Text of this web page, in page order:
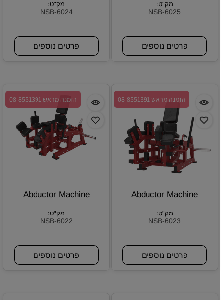
מק"ט:
NSB-6025
פרטים נוספים
מק"ט:
NSB-6024
פרטים נוספים
הזמנה מראש 08-8551391
Abductor Machine
מק"ט:
NSB-6023
פרטים נוספים
הזמנה מראש 08-8551391
Abductor Machine
מק"ט:
NSB-6022
פרטים נוספים